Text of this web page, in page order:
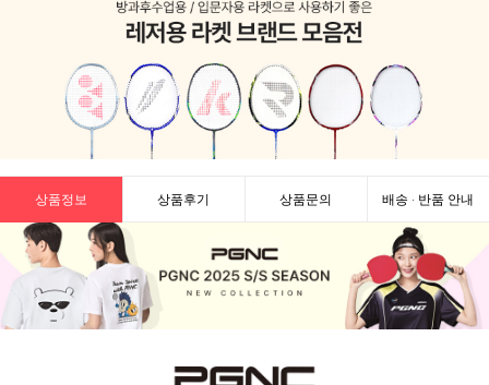
상품정보 상품후기 상품문의 배송 · 반품 안내